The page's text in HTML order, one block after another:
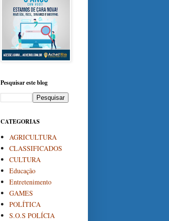
Pesquisar este blog
CATEGORIAS
AGRICULTURA
CLASSIFICADOS
CULTURA
Educação
Entretenimento
GAMES
POLÍTICA
S.O.S POLÍCIA